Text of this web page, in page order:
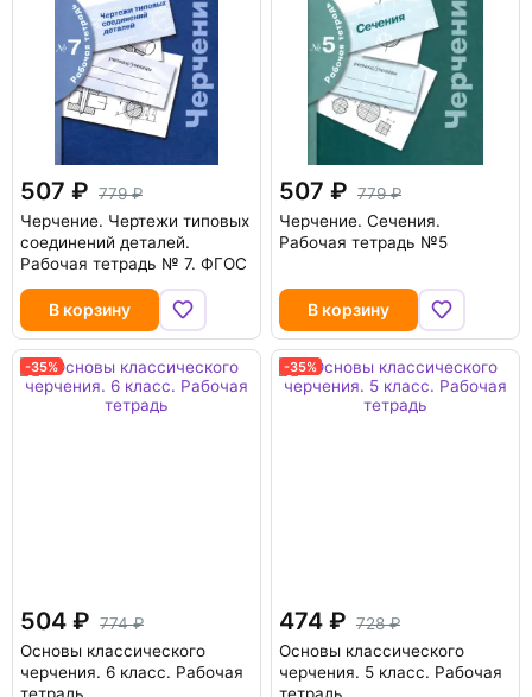
507
779
Черчение. Чертежи типовых
соединений деталей.
Рабочая тетрадь № 7. ФГОС
В корзину
507
779
Черчение. Сечения.
Рабочая тетрадь №5
В корзину
-35%
504
774
Основы классического
черчения. 6 класс. Рабочая
-35%
474
728
Основы классического
черчения. 5 класс. Рабочая